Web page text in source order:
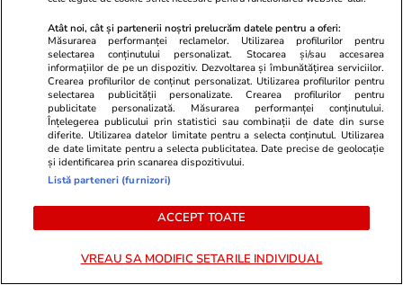
Cine poate retrage banii din
contul unei persoane decedate
Lifestyle
Ce este pământul de diatomee
și cum se utilizează
Atât noi, cât și partenerii noștri prelucrăm datele pentru a oferi:
Măsurarea performanței reclamelor. Utilizarea profilurilor pentru
selectarea conținutului personalizat. Stocarea și/sau accesarea
informațiilor de pe un dispozitiv. Dezvoltarea și îmbunătățirea serviciilor.
Crearea profilurilor de conținut personalizat. Utilizarea profilurilor pentru
selectarea publicității personalizate. Crearea profilurilor pentru
publicitate personalizată. Măsurarea performanței conținutului.
Înțelegerea publicului prin statistici sau combinații de date din surse
diferite. Utilizarea datelor limitate pentru a selecta conținutul. Utilizarea
de date limitate pentru a selecta publicitatea. Date precise de geolocație
și identificarea prin scanarea dispozitivului.
Listă parteneri (furnizori)
ACCEPT TOATE
VREAU SA MODIFIC SETARILE INDIVIDUAL